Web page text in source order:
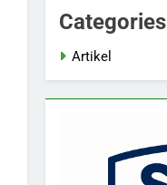
Categories
Artikel